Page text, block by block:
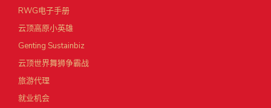
RWG电子手册
云顶高原小英雄
Genting Sustainbiz
云顶世界舞狮争霸战
旅游代理
就业机会